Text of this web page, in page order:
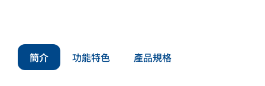
簡介 功能特色 產品規格